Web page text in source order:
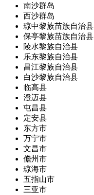
南沙群岛
西沙群岛
琼中黎族苗族自治县
保亭黎族苗族自治县
陵水黎族自治县
乐东黎族自治县
昌江黎族自治县
白沙黎族自治县
临高县
澄迈县
屯昌县
定安县
东方市
万宁市
文昌市
儋州市
琼海市
五指山市
三亚市